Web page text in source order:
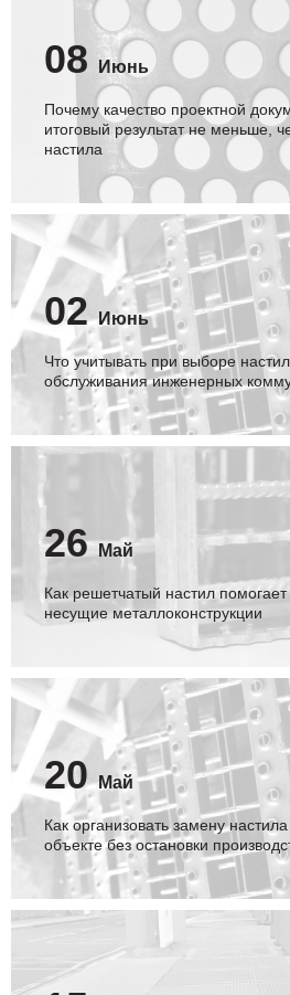
08 Июнь
Почему качество проектной
итоговый результат не меньше,
настила
02 Июнь
Что учитывать при выборе
обслуживания инженерных
26 Май
Как решетчатый настил помогает
несущие металлоконструкции
20 Май
Как организовать замену
объекте без остановки